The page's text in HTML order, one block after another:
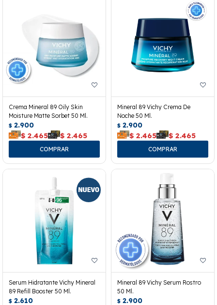
Crema Mineral 89 Oily Skin
Moisture Matte Sorbet 50 Ml.
$ 2.900
$ 2.465 $ 2.465
Mineral 89 Vichy Crema De
Noche 50 Ml.
$ 2.900
$ 2.465 $ 2.465
Serum Hidratante Vichy Mineral
89 Refill Booster 50 Ml.
$ 2.610
Mineral 89 Vichy Serum Rostro
50 Ml.
$ 2.900